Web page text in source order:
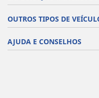
OUTROS TIPOS DE
AJUDA E CONSELHOS